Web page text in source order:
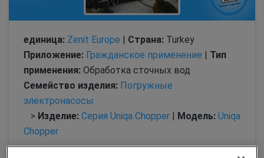
единица: Zenit Europe | Страна: Turkey
Приложение: Гражданское применение | Тип
применения: Обработка сточных вод
Семейство изделия: Погружные
электронасосы
> Изделие: Серия Uniqa Chopper | Модель: Uniqa
Chopper